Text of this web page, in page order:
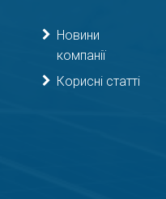
Новини
компанії
Корисні статті